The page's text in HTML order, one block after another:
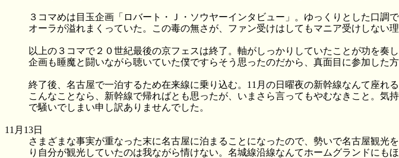
３コマめは目玉企画「ロバート・Ｊ・ソウヤーインタビュー」。ゆっくりとした口
オーラが溢れまくっていた。この毒の無さが、ファン受けはしてもマニア受けしない
以上の３コマで２０世紀最後の京フェスは終了。軸がしっかりしていたことが功を
企画も睡魔と闘いながら聴いていた僕ですらそう思ったのだから、真面目に参加した
終了後、名古屋で一泊するため在来線に乗り込む。11月の日曜夜の新幹線なんて座れ
こんなことなら、新幹線で帰ればとも思ったが、いまさら言ってもやむなきこと。
で騒いでしまい申し訳ありませんでした。
11月13日
さまざまな事実が重なった末に名古屋に泊まることになったので、勢いで名古屋観
り自分が観光していたのは我ながら情けない。名城線沿線なんてホームグランドにも